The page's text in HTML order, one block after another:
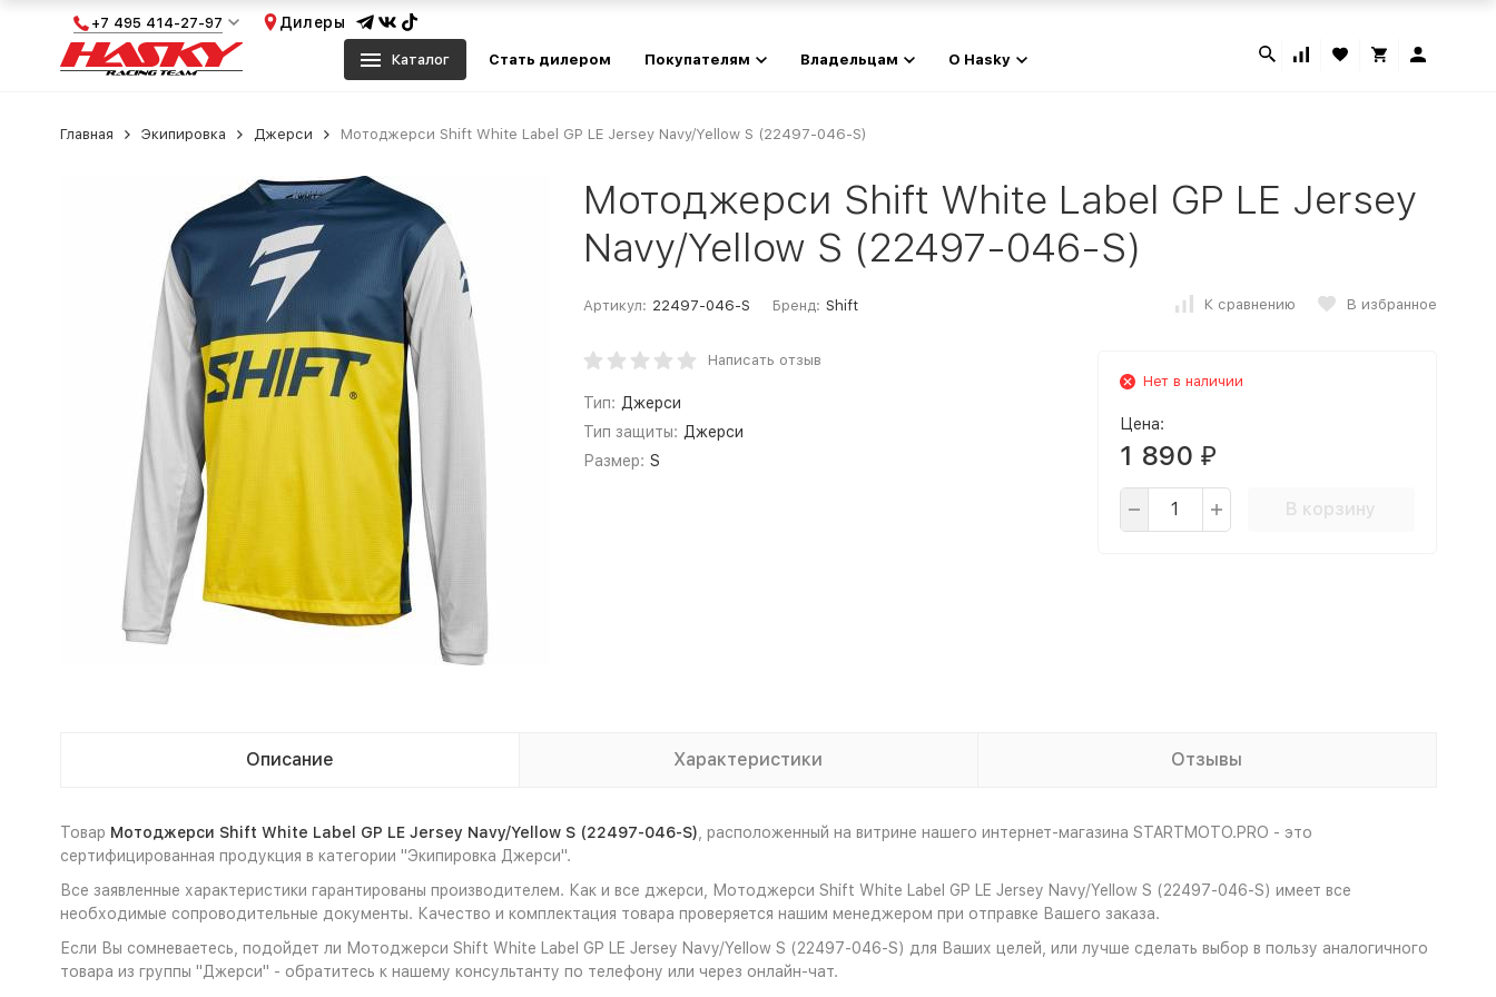
+7 495 414-27-97 Дилеры
Каталог Стать дилером Покупателям Владельцам О Hasky
Главная Экипировка Джерси Мотоджерси Shift White Label GP LE Jersey Navy/Yellow S (22497-046-S)
Мотоджерси Shift White Label GP LE Jersey
Navy/Yellow S (22497-046-S)
Артикул: 22497-046-S Бренд: Shift К сравнению В избранное
Написать отзыв
Тип: Джерси
Тип защиты: Джерси
Размер: S
Нет в наличии
Цена:
1 890 ₽
В корзину
Описание Характеристики Отзывы
Товар Мотоджерси Shift White Label GP LE Jersey Navy/Yellow S (22497-046-S) , расположенный на витрине нашего интернет-магазина STARTMOTO.PRO - это
сертифицированная продукция в категории "Экипировка Джерси".
Все заявленные характеристики гарантированы производителем. Как и все джерси, Мотоджерси Shift White Label GP LE Jersey Navy/Yellow S (22497-046-S) имеет все
необходимые сопроводительные документы. Качество и комплектация товара проверяется нашим менеджером при отправке Вашего заказа.
Если Вы сомневаетесь, подойдет ли Мотоджерси Shift White Label GP LE Jersey Navy/Yellow S (22497-046-S) для Ваших целей, или лучше сделать выбор в пользу аналогичного
товара из группы "Джерси" - обратитесь к нашему консультанту по телефону или через онлайн-чат.